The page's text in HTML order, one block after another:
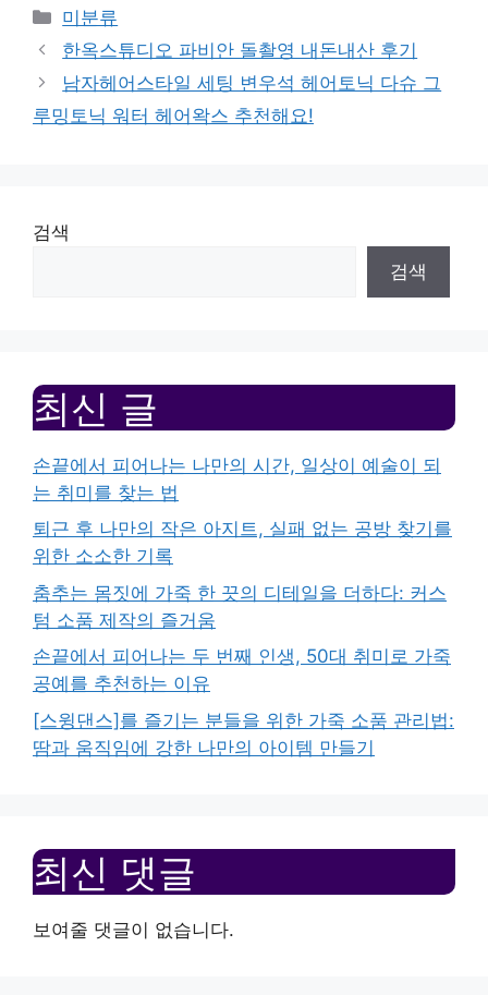
Categories
미분류
한옥스튜디오 파비안 돌촬영 내돈내산 후기
남자헤어스타일 세팅 변우석 헤어토닉 다슈 그
루밍토닉 워터 헤어왁스 추천해요!
검색
검색
최신 글
손끝에서 피어나는 나만의 시간, 일상이 예술이 되
는 취미를 찾는 법
퇴근 후 나만의 작은 아지트, 실패 없는 공방 찾기를
위한 소소한 기록
춤추는 몸짓에 가죽 한 끗의 디테일을 더하다: 커스
텀 소품 제작의 즐거움
손끝에서 피어나는 두 번째 인생, 50대 취미로 가죽
공예를 추천하는 이유
[스윙댄스]를 즐기는 분들을 위한 가죽 소품 관리법:
땀과 움직임에 강한 나만의 아이템 만들기
최신 댓글
보여줄 댓글이 없습니다.